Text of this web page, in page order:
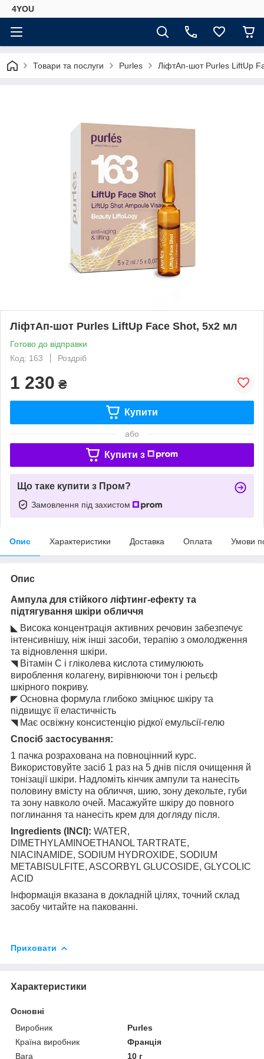
4YOU
Товари та послуги Purles ЛіфтАп-шот Purles LiftUp
ЛіфтАп-шот Purles LiftUp Face Shot, 5х2 мл
Готово до відправки
Код: 163
Роздріб
1 230 ₴
Купити
або
Купити з
Що таке купити з Пром?
Замовлення під захистом
Опис Характеристики Доставка Оплата Умови
Опис
Ампула для стійкого ліфтинг-ефекту та
підтягування шкіри обличчя
◣ Висока концентрація активних речовин забезпечує
інтенсивнішу, ніж інші засоби, терапію з омолодження
та відновлення шкіри.
◥ Вітамін C і гліколева кислота стимулюють
вироблення колагену, вирівнюючи тон і рельєф
шкірного покриву.
◤ Основна формула глибоко зміцнює шкіру та
підвищує її еластичність
◥ Має освіжну консистенцію рідкої емульсії-гелю
Спосіб застосування:
1 пачка розрахована на повноцінний курс.
Використовуйте засіб 1 раз на 5 днів після очищення й
тонізації шкіри. Надломіть кінчик ампули та нанесіть
половину вмісту на обличчя, шию, зону декольте, губи
та зону навколо очей. Масажуйте шкіру до повного
поглинання та нанесіть крем для догляду після.
Ingredients (INCI): WATER,
DIMETHYLAMINOETHANOL TARTRATE,
NIACINAMIDE, SODIUM HYDROXIDE, SODIUM
METABISULFITE, ASCORBYL GLUCOSIDE, GLYCOLIC
ACID
Інформація вказана в докладній цілях, точний склад
засобу читайте на пакованні.
Приховати
Характеристики
Основні
Виробник
Purles
Країна виробник
Франція
Вага
10 г